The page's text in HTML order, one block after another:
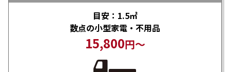
目安：1.5㎡
数点の小型家電・不用品
15,800円～